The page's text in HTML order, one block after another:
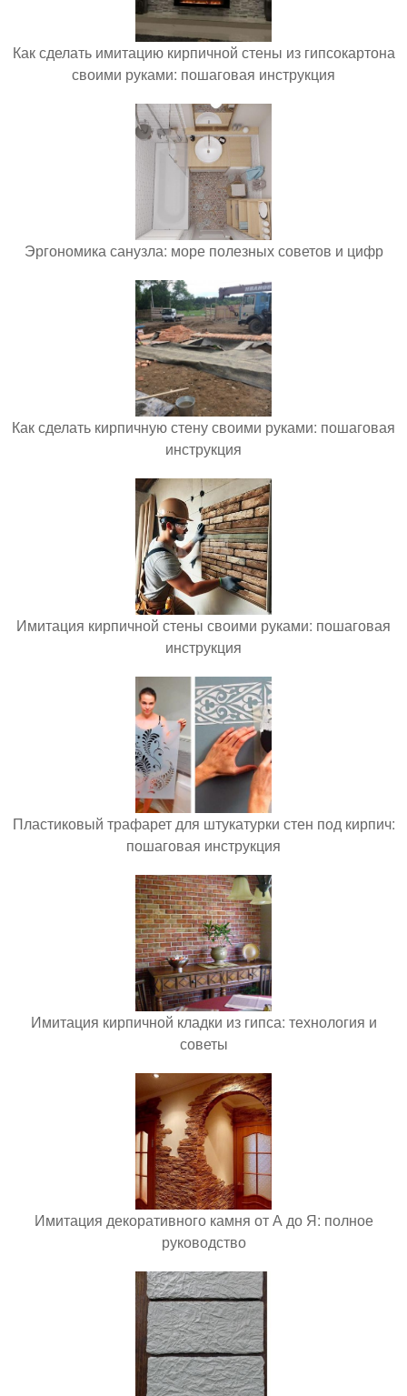
Как сделать имитацию кирпичной стены из гипсокартона
своими руками: пошаговая инструкция
Эргономика санузла: море полезных советов и цифр
Как сделать кирпичную стену своими руками: пошаговая
инструкция
Имитация кирпичной стены своими руками: пошаговая
инструкция
Пластиковый трафарет для штукатурки стен под кирпич:
пошаговая инструкция
Имитация кирпичной кладки из гипса: технология и
советы
Имитация декоративного камня от А до Я: полное
руководство